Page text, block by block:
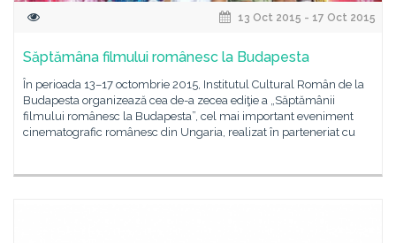
13 Oct 2015 - 17 Oct 2015
Săptămâna filmului românesc la Budapesta
În perioada 13–17 octombrie 2015, Institutul Cultural Român de la
Budapesta organizează cea de-a zecea ediţie a „Săptămânii
filmului românesc la Budapesta”, cel mai important eveniment
cinematografic românesc din Ungaria, realizat în parteneriat cu